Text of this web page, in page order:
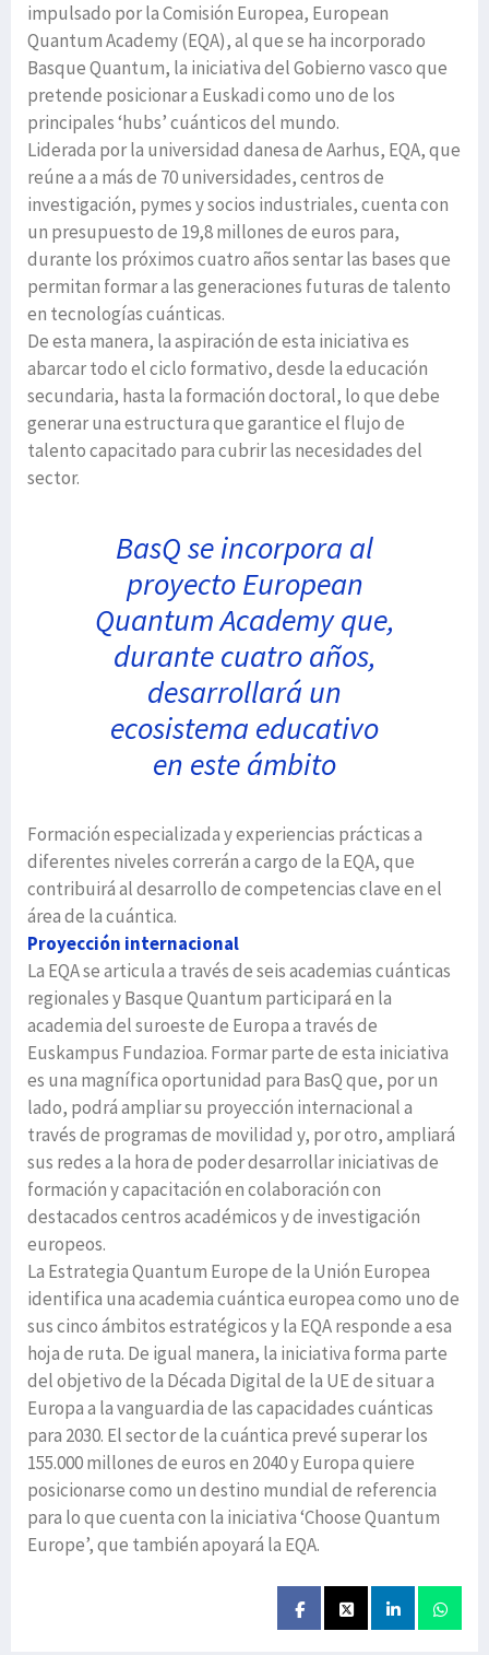
impulsado por la Comisión Europea, European
Quantum Academy (EQA), al que se ha incorporado
Basque Quantum, la iniciativa del Gobierno vasco que
pretende posicionar a Euskadi como uno de los
principales ‘hubs’ cuánticos del mundo.
Liderada por la universidad danesa de Aarhus, EQA, que
reúne a a más de 70 universidades, centros de
investigación, pymes y socios industriales, cuenta con
un presupuesto de 19,8 millones de euros para,
durante los próximos cuatro años sentar las bases que
permitan formar a las generaciones futuras de talento
en tecnologías cuánticas.
De esta manera, la aspiración de esta iniciativa es
abarcar todo el ciclo formativo, desde la educación
secundaria, hasta la formación doctoral, lo que debe
generar una estructura que garantice el flujo de
talento capacitado para cubrir las necesidades del
sector.
BasQ se incorpora al
proyecto European
Quantum Academy que,
durante cuatro años,
desarrollará un
ecosistema educativo
en este ámbito
Formación especializada y experiencias prácticas a
diferentes niveles correrán a cargo de la EQA, que
contribuirá al desarrollo de competencias clave en el
área de la cuántica.
Proyección internacional
La EQA se articula a través de seis academias cuánticas
regionales y Basque Quantum participará en la
academia del suroeste de Europa a través de
Euskampus Fundazioa. Formar parte de esta iniciativa
es una magnífica oportunidad para BasQ que, por un
lado, podrá ampliar su proyección internacional a
través de programas de movilidad y, por otro, ampliará
sus redes a la hora de poder desarrollar iniciativas de
formación y capacitación en colaboración con
destacados centros académicos y de investigación
europeos.
La Estrategia Quantum Europe de la Unión Europea
identifica una academia cuántica europea como uno de
sus cinco ámbitos estratégicos y la EQA responde a esa
hoja de ruta. De igual manera, la iniciativa forma parte
del objetivo de la Década Digital de la UE de situar a
Europa a la vanguardia de las capacidades cuánticas
para 2030. El sector de la cuántica prevé superar los
155.000 millones de euros en 2040 y Europa quiere
posicionarse como un destino mundial de referencia
para lo que cuenta con la iniciativa ‘Choose Quantum
Europe’, que también apoyará la EQA.